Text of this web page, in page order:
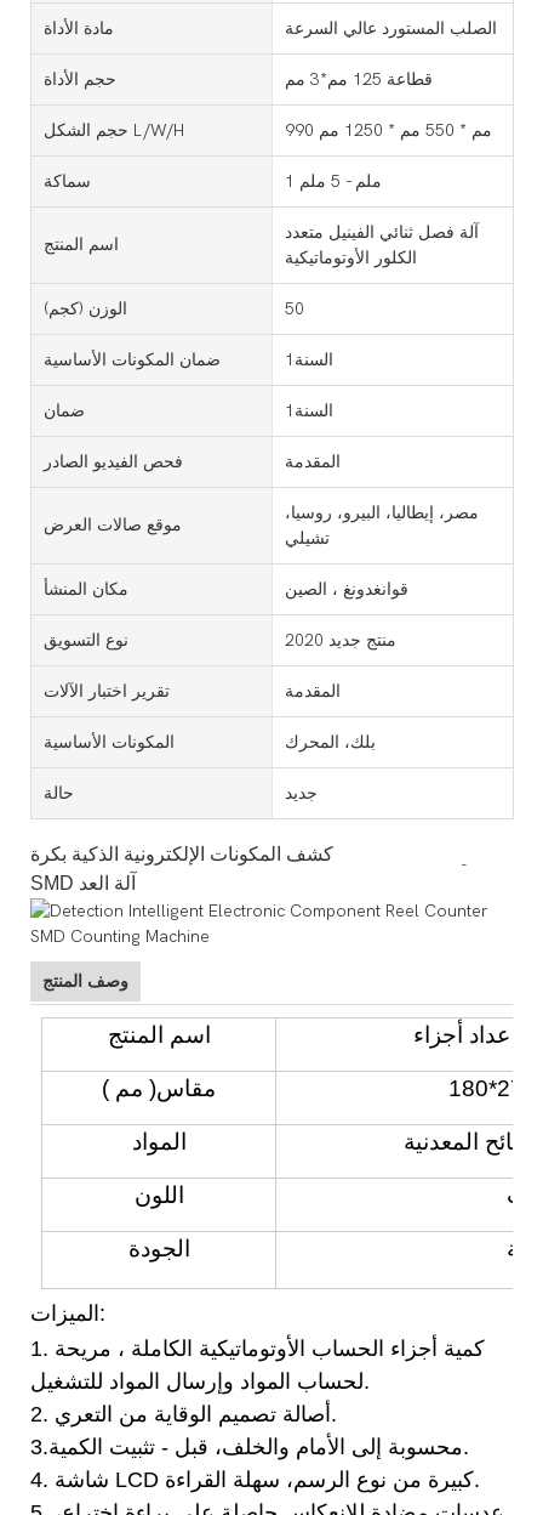
مادة الأداة الصلب المستورد عالي السرعة
حجم الأداة قطاعة 125 مم*3 مم
حجم الشكل L/W/H 990 مم * 550 مم * 1250 مم
سماكة 1 ملم - 5 ملم
اسم المنتج
آلة فصل ثنائي الفينيل متعدد
الكلور الأوتوماتيكية
الوزن (كجم) 50
ضمان المكونات الأساسية السنة1
ضمان السنة1
فحص الفيديو الصادر المقدمة
موقع صالات العرض
مصر، إيطاليا، البيرو، روسيا،
تشيلي
مكان المنشأ قوانغدونغ ، الصين
نوع التسويق منتج جديد 2020
تقرير اختبار الآلات المقدمة
المكونات الأساسية بلك، المحرك
حالة جديد
كشف المكونات الإلكترونية الذكية بكرة SMD رقاقة عداد
SMD آلة العد
وصف المنتج
اسم المنتج
مقاس( مم )
المواد
اللون
الجودة
الميزات:
1. كمية أجزاء الحساب الأوتوماتيكية الكاملة ، مريحة
لحساب المواد وإرسال المواد للتشغيل.
2. أصالة تصميم الوقاية من التعري.
3.محسوبة إلى الأمام والخلف، قبل -
تثبيت الكمية.
4. شاشة LCD كبيرة من نوع الرسم، سهلة القراءة.